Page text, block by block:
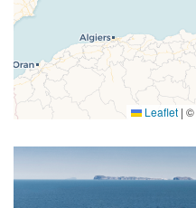
Leaflet | ©